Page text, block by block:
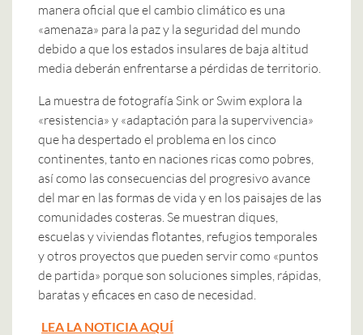
manera oficial que el cambio climático es una
«amenaza» para la paz y la seguridad del mundo
debido a que los estados insulares de baja altitud
media deberán enfrentarse a pérdidas de territorio.
La muestra de fotografía Sink or Swim explora la
«resistencia» y «adaptación para la supervivencia»
que ha despertado el problema en los cinco
continentes, tanto en naciones ricas como pobres,
así como las consecuencias del progresivo avance
del mar en las formas de vida y en los paisajes de las
comunidades costeras. Se muestran diques,
escuelas y viviendas flotantes, refugios temporales
y otros proyectos que pueden servir como «puntos
de partida» porque son soluciones simples, rápidas,
baratas y eficaces en caso de necesidad.
LEA LA NOTICIA AQUÍ